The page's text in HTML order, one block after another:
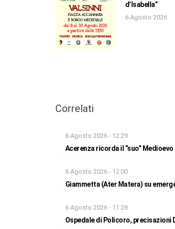
d’Isabella”
6 Agosto 2026
Correlati
6 Agosto 2026 - 12:29
Acerenza ricorda il “suo” Medioevo
6 Agosto 2026 - 12:00
Giammetta (Ater Matera) su
6 Agosto 2026 - 11:28
Ospedale di Policoro, precisazioni